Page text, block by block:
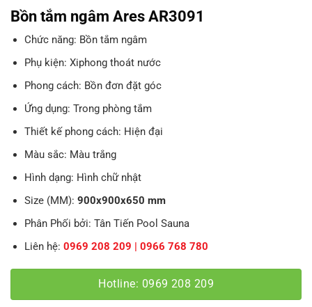
Bồn tắm ngâm Ares AR3091
Chức năng: Bồn tắm ngâm
Phụ kiện: Xiphong thoát nước
Phong cách: Bồn đơn đặt góc
Ứng dụng: Trong phòng tắm
Thiết kế phong cách: Hiện đại
Màu sắc: Màu trắng
Hình dạng: Hình chữ nhật
Size (MM): 900x900x650 mm
Phân Phối bởi: Tân Tiến Pool Sauna
Liên hệ: 0969 208 209 | 0966 768 780
Hotline: 0969 208 209